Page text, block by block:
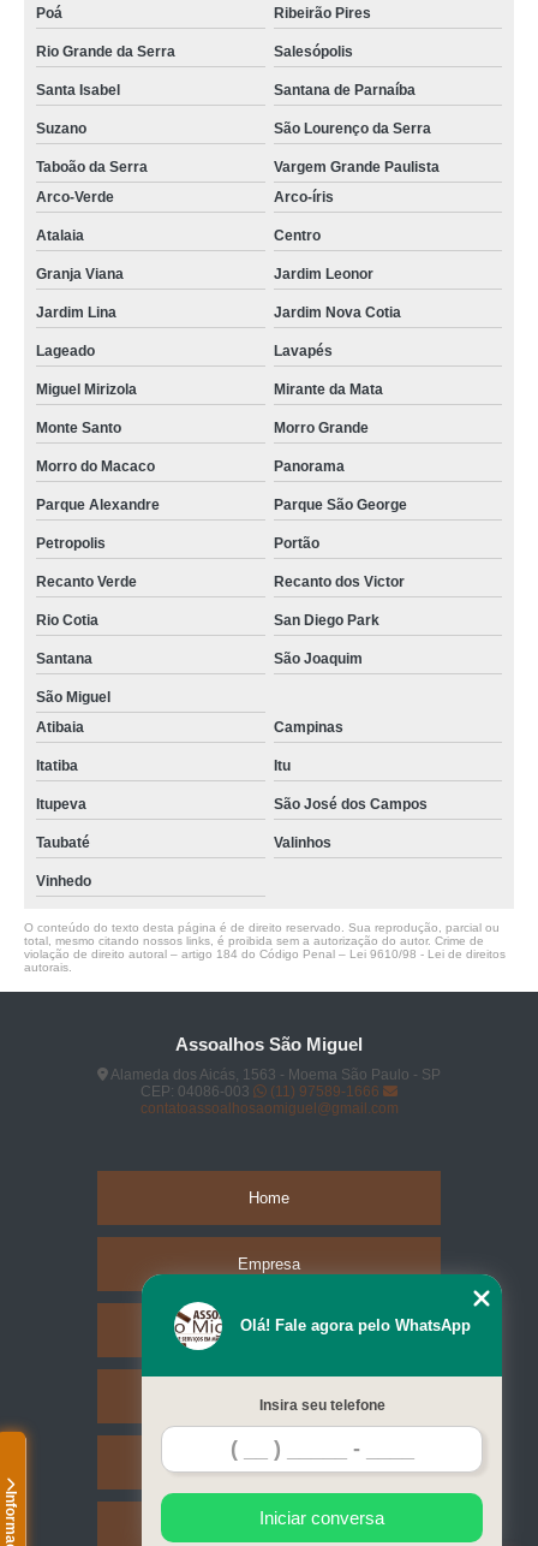
Poá Ribeirão Pires
Rio Grande da Serra Salesópolis
Santa Isabel Santana de Parnaíba
Suzano São Lourenço da Serra
Taboão da Serra
Vargem Grande Paulista
Arco-Verde
Arco-íris
Atalaia Centro
Granja Viana Jardim Leonor
Jardim Lina Jardim Nova Cotia
Lageado Lavapés
Miguel Mirizola Mirante da Mata
Monte Santo Morro Grande
Morro do Macaco Panorama
Parque Alexandre Parque São George
Petropolis Portão
Recanto Verde Recanto dos Victor
Rio Cotia San Diego Park
Santana São Joaquim
São Miguel
Atibaia
Campinas
Itatiba Itu
Itupeva São José dos Campos
Taubaté Valinhos
Vinhedo
O conteúdo do texto desta página é de direito reservado. Sua reprodução, parcial ou
total, mesmo citando nossos links, é proibida sem a autorização do autor. Crime de
violação de direito autoral – artigo 184 do Código Penal – Lei 9610/98 - Lei de direitos
autorais
Assoalhos São Miguel
Alameda dos Aicás, 1563 - Moema São Paulo - SP
CEP: 04086-003
(11) 97589-1666
contatoassoalhosaomiguel@gmail.com
Home
Empresa
Missão
Serviços
Contato
Mapa do site
Olá! Fale agora pelo WhatsApp
Insira seu telefone
Iniciar conversa